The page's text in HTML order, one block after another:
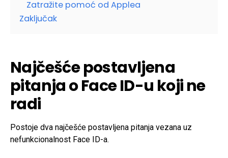
Zatražite pomoć od Applea
Zaključak
Najčešće postavljena
pitanja o Face ID-u koji ne
radi
Postoje dva najčešće postavljena pitanja vezana uz
nefunkcionalnost Face ID-a.